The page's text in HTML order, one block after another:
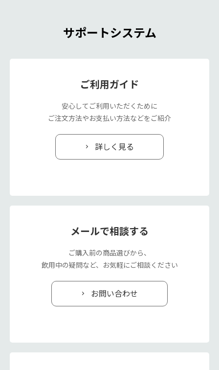
サポートシステム
ご利用ガイド
安心してご利用いただくために
ご注文方法やお支払い方法などをご紹介
詳しく見る
メールで相談する
ご購入前の商品選びから、
飲用中の疑問など、お気軽にご相談ください
お問い合わせ